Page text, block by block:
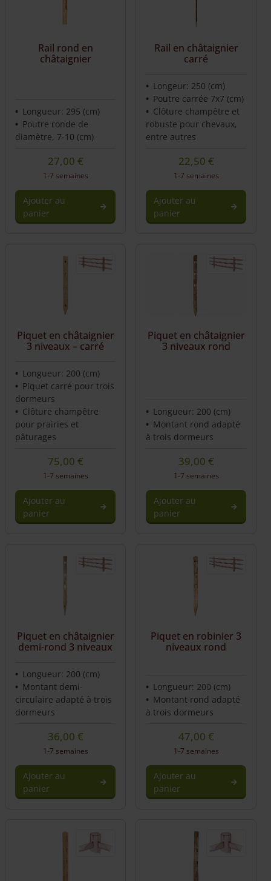
Rail rond en
châtaignier
Longueur: 295 (cm)
Poutre ronde de
diamètre, 7-10 (cm)
27,00 €
1-7 semaines
Ajouter au
panier
Rail en châtaignier
carré
Longeur: 250 (cm)
Poutre carrée 7x7 (cm)
Clôture champêtre et
robuste pour chevaux,
entre autres
22,50 €
1-7 semaines
Ajouter au
panier
Piquet en châtaignier
3 niveaux – carré
Longueur: 200 (cm)
Piquet carré pour trois
dormeurs
Clôture champêtre
pour prairies et
pâturages
75,00 €
1-7 semaines
Ajouter au
panier
Piquet en châtaignier
3 niveaux rond
Longueur: 200 (cm)
Montant rond adapté
à trois dormeurs
39,00 €
1-7 semaines
Ajouter au
panier
Piquet en châtaignier
demi-rond 3 niveaux
Longueur: 200 (cm)
Montant demi-
circulaire adapté à trois
dormeurs
36,00 €
1-7 semaines
Ajouter au
panier
Piquet en robinier 3
niveaux rond
Longueur: 200 (cm)
Montant rond adapté
à trois dormeurs
47,00 €
1-7 semaines
Ajouter au
panier